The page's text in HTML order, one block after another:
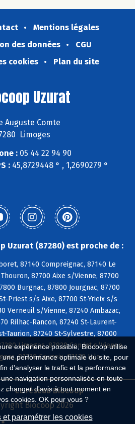
expérience possible, Biocoop utilise
performance optimale du site, pour
d'analyser le trafic et la performance
navigation personnalisée en toute
changer d'avis à tout moment en
cookies. OK pour vous ?
et paramétrer les cookies
Mentions légales
des données
CGU
cookies
Plan du site
Uzurat
Auguste Comte
Limoges
: 05 44 22 94 90
:45,8729448 ° , 1,2690279 °
Uzurat (87280) est proche de :
87140 Compreignac, 87140 Le
87700 Aixe s/Vienne, 87700
Burgnac, 87800 Jourgnac, 87700
Priest s/s Aixe, 87700 St-Yrieix s/s
Verneuil s/Vienne, 87240 Ambazac,
Rilhac-Rancon, 87240 St-Laurent-
Taurion, 87240 St-Sylvestre, 87000
Limoges, 87920 Condat s/Vienne,
87270 Couzeix, 87170 Isle
Le réseau Biocoop
Biocoop 2026